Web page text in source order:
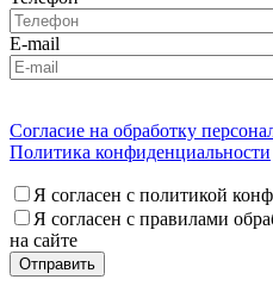
E-mail
Согласие на обработку
Политика конфиденциальности
Я согласен с политикой
Я согласен с правилами
на сайте